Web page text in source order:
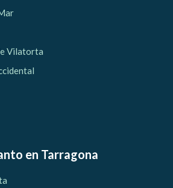
Vilatorta
en Tarragona